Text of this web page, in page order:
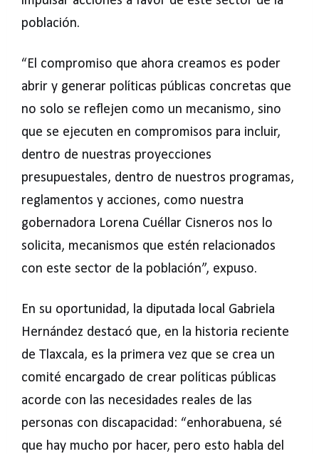
población.
“El compromiso que ahora creamos es poder
abrir y generar políticas públicas concretas que
no solo se reflejen como un mecanismo, sino
que se ejecuten en compromisos para incluir,
dentro de nuestras proyecciones
presupuestales, dentro de nuestros programas,
reglamentos y acciones, como nuestra
gobernadora Lorena Cuéllar Cisneros nos lo
solicita, mecanismos que estén relacionados
con este sector de la población”, expuso.
En su oportunidad, la diputada local Gabriela
Hernández destacó que, en la historia reciente
de Tlaxcala, es la primera vez que se crea un
comité encargado de crear políticas públicas
acorde con las necesidades reales de las
personas con discapacidad: “enhorabuena, sé
que hay mucho por hacer, pero esto habla del